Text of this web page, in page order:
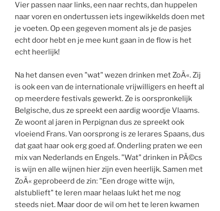
Vier passen naar links, een naar rechts, dan huppelen
naar voren en ondertussen iets ingewikkelds doen met
je voeten. Op een gegeven moment als je de pasjes
echt door hebt en je mee kunt gaan in de flow is het
echt heerlijk!
Na het dansen even "wat" wezen drinken met ZoÃ«. Zij
is ook een van de internationale vrijwilligers en heeft al
op meerdere festivals gewerkt. Ze is oorspronkelijk
Belgische, dus ze spreekt een aardig woordje Vlaams.
Ze woont al jaren in Perpignan dus ze spreekt ook
vloeiend Frans. Van oorsprong is ze lerares Spaans, dus
dat gaat haar ook erg goed af. Onderling praten we een
mix van Nederlands en Engels. "Wat" drinken in PÃ©cs
is wijn en alle wijnen hier zijn even heerlijk. Samen met
ZoÃ« geprobeerd de zin: "Een droge witte wijn,
alstublieft" te leren maar helaas lukt het me nog
steeds niet. Maar door de wil om het te leren kwamen